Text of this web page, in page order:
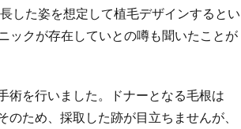
した姿を想定して植毛デザインするとい
ックが存在していとの噂も聞いたことが
術を行いました。ドナーとなる毛根は
ため、採取した跡が目立ちませんが、